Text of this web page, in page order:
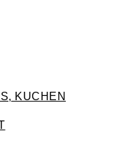
KUCHEN